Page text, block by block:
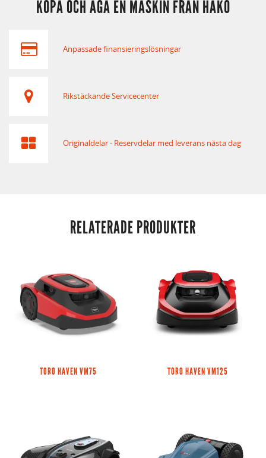
KÖPA OCH ÄGA EN MASKIN FRÅN HAKO
Anpassade finansieringslösningar
Rikstäckande Servicecenter
Originaldelar - Reservdelar med leverans nästa dag
RELATERADE PRODUKTER
TORO HAVEN VM75 TORO HAVEN VM125